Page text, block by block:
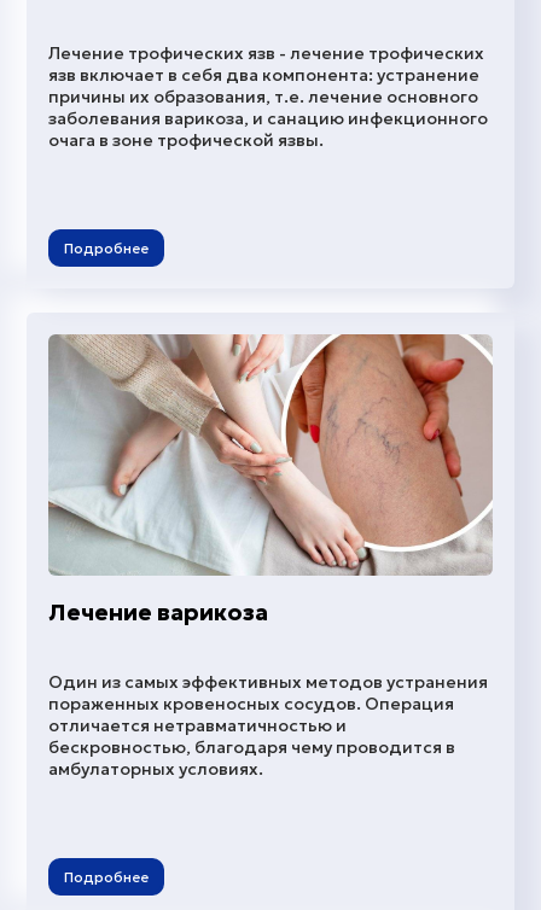
Лечение трофических язв - лечение трофических
язв включает в себя два компонента: устранение
причины их образования, т.е. лечение основного
заболевания варикоза, и санацию инфекционного
очага в зоне трофической язвы.
Подробнее
Лечение варикоза
Один из самых эффективных методов устранения
пораженных кровеносных сосудов. Операция
отличается нетравматичностью и
бескровностью, благодаря чему проводится в
амбулаторных условиях.
Подробнее